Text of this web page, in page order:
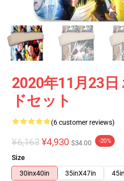
2020年11月23日
ドセット
(6 customer reviews)
¥6,163 ¥4,930 $34.00 -20%
Size
30inx40in
35inX47in